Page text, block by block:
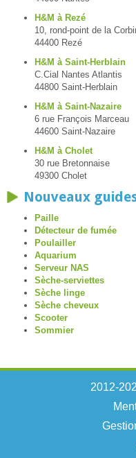
H&M à Rezé
10, rond-point de la
44400 Rezé
H&M à Saint-Herblain
C.Cial Nantes Atlantis
44800 Saint-Herblain
H&M à Saint-Nazaire
6 rue François Marceau
44600 Saint-Nazaire
H&M à Cholet
30 rue Bretonnaise
49300 Cholet
Nouveaux
Paille
Détecteur de fumée
Poulailler
Aquarium
Serveur NAS
Sèche-serviettes
Sèche linge
Sèche cheveux
Scooter
Sommier
2012-